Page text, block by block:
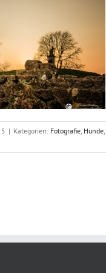
| Kategorien: Fotografie, Hunde,